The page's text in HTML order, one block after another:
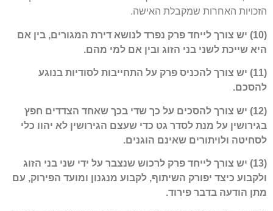
הזכויות האחרות שמקבלת האישה.
(10) יש צורך לייחד פרק נפרד לנושא דירת המגורים, בין אם
היא שייכת לשני בני הזוג ובין אם למי מהם.
(11) יש צורך להכניס פרק על התחייבות לסודיות בנוגע
להסכם.
(12) יש צורך להסכים על כך שדי בכך שאחד הצדדים חפץ
בגירושין על מנת לסדר גט כדי שעצם הגירושין לא יהוו כלי
לסחיטה ולויתורים שאינם הוגנים.
(13) יש צורך לייחד פרק לרכוש שנצבר על ידי שני בני הזוג
ולקבוע כיצד יפורק השיתוף, לקבוע מנגנון ומועד הפירוק, עם
מתן הודעה בדבר פירוד.